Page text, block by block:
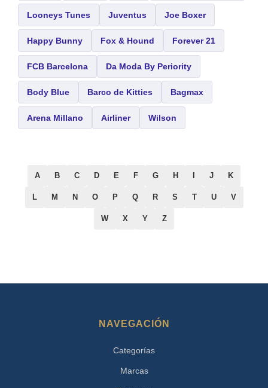
Looneys Tunes Juventus Joe Boxer
Happy Bunny Fox & Hound Forever 21
FCB Barcelona Da Moda By Periority
Body Blue Barco de Kitties Bagmax
Arena Millano Airliner Wilson
A B C D E F G H J K
L M N O P Q R S T U V
W X Y Z
NAVEGACIÓN
Categorías
Marcas